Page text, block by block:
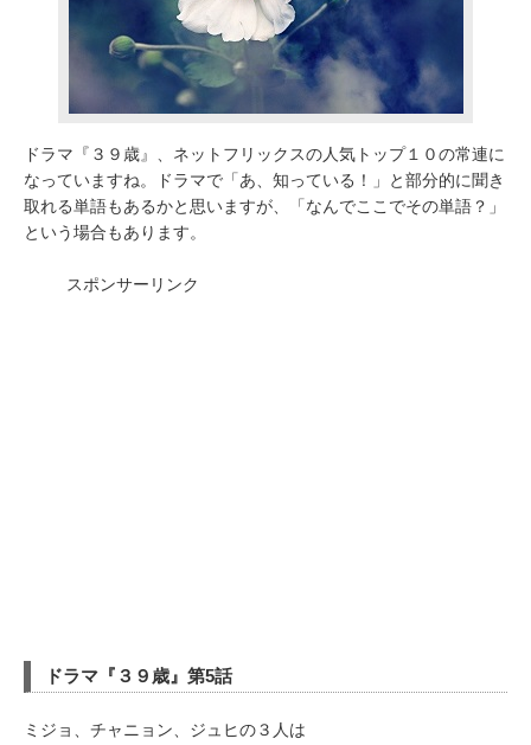
ドラマ『３９歳』、ネットフリックスの人気トップ１０の常連に
なっていますね。ドラマで「あ、知っている！」と部分的に聞き
取れる単語もあるかと思いますが、「なんでここでその単語？」
という場合もあります。
スポンサーリンク
ドラマ『３９歳』第5話
ミジョ、チャニョン、ジュヒの３人は